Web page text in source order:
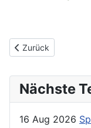
Previous article:
Zurück
Nächste
16 Aug 2026